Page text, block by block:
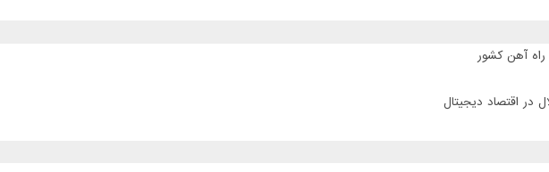
آهن کشور
در اقتصاد دیجیتال